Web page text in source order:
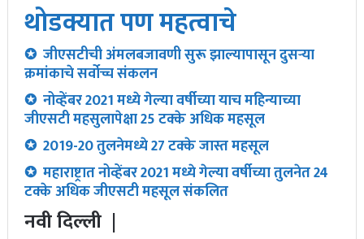
थोडक्यात पण महत्वाचे
✪ जीएसटीची अंमलबजावणी सुरू झाल्यापासून दुसऱ्या
क्रमांकाचे सर्वोच्च संकलन
✪ नोव्हेंबर 2021 मध्ये गेल्या वर्षीच्या याच महिन्याच्या
जीएसटी महसुलापेक्षा 25 टक्के अधिक महसूल
✪ 2019-20 तुलनेमध्ये 27 टक्के जास्त महसूल
✪ महाराष्ट्रात नोव्हेंबर 2021 मध्ये गेल्या वर्षीच्या तुलनेत 24
टक्के अधिक जीएसटी महसूल संकलित
नवी दिल्ली |